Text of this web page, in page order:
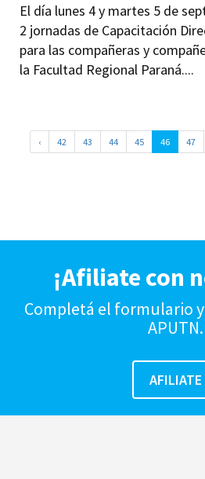
El día lunes 4 y martes 5 de
2 jornadas de Capacitación
para las compañeras y
la Facultad Regional Paraná....
‹ 42 43 44 45 46 47
¡Afiliate con
Completá el formulario
APUTN.